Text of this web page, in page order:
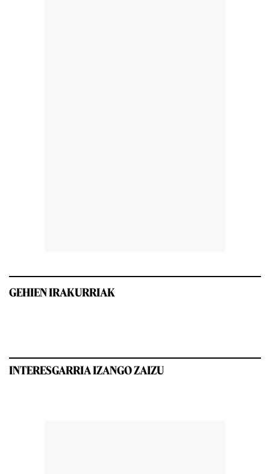
GEHIEN IRAKURRIAK
INTERESGARRIA IZANGO ZAIZU